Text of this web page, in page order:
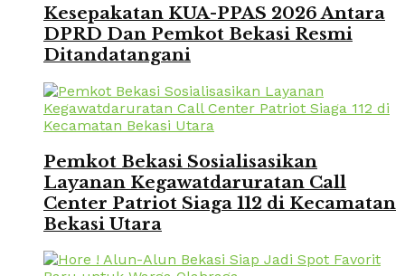
Kesepakatan KUA-PPAS 2026 Antara
DPRD Dan Pemkot Bekasi Resmi
Ditandatangani
Pemkot Bekasi Sosialisasikan
Layanan Kegawatdaruratan Call
Center Patriot Siaga 112 di Kecamatan
Bekasi Utara